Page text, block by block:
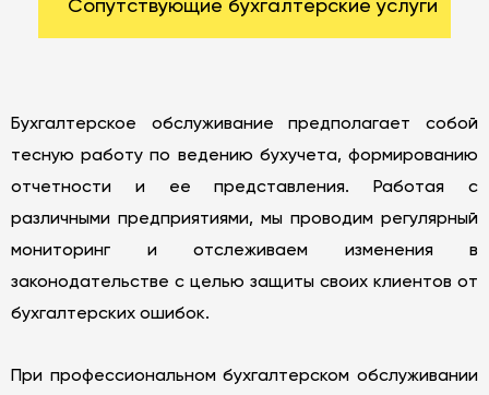
Сопутствующие бухгалтерские услуги
Бухгалтерское обслуживание предполагает собой
тесную работу по ведению бухучета, формированию
отчетности и ее представления. Работая с
различными предприятиями, мы проводим регулярный
мониторинг и отслеживаем изменения в
законодательстве с целью защиты своих клиентов от
бухгалтерских ошибок.
При профессиональном бухгалтерском обслуживании